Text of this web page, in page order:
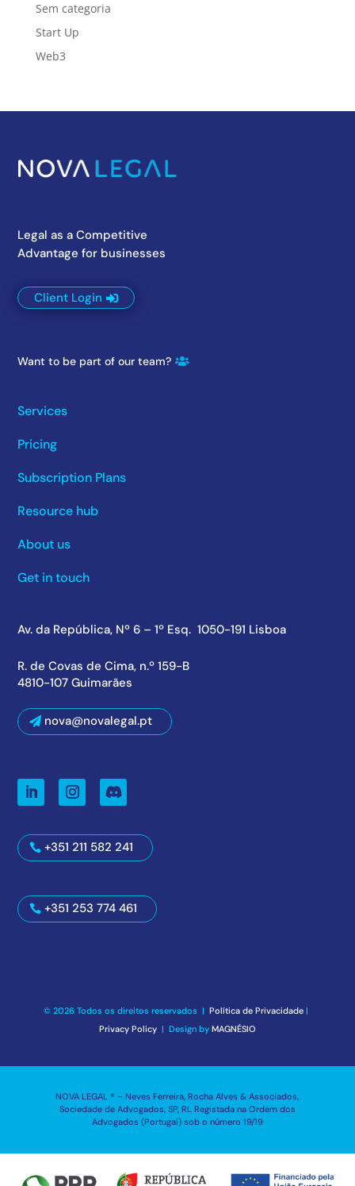
Sem categoria
Start Up
Web3
Legal as a Competitive
Advantage for businesses
Client Login
Want to be part of our team?
Services
Pricing
Subscription Plans
Resource hub
About us
Get in touch
Av. da República, Nº 6 – 1º Esq. 1050-191 Lisboa
R. de Covas de Cima, n.º 159-B
4810-107 Guimarães
nova@novalegal.pt
+351 211 582 241
+351 253 774 461
© 2026 Todos os direitos reservados |Política de Privacidade |
Privacy Policy | Design by MAGNÉSIO
NOVA LEGAL ® – Neves Ferreira, Rocha Alves & Associados,
Sociedade de Advogados, SP, RL Registada na Ordem dos
Advogados (Portugal) sob o número 19/19